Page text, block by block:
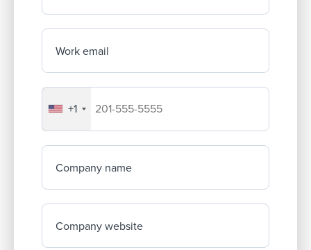
Work email
Your company's phone number
+1
Company name
Company website